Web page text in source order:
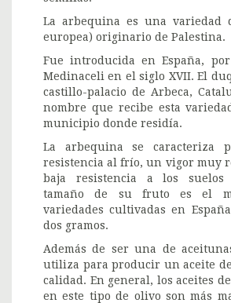
La arbequina es una variedad
europea) originario de Palestina.
Fue introducida en España,
Medinaceli en el siglo XVII. El
castillo-palacio de Arbeca,
nombre que recibe esta
municipio donde residía.
La arbequina se caracteriza
resistencia al frío, un vigor muy
baja resistencia a los suelos
tamaño de su fruto es el
variedades cultivadas en
dos gramos.
Además de ser una de
utiliza para producir un aceite
calidad. En general, los aceites
en este tipo de olivo son más